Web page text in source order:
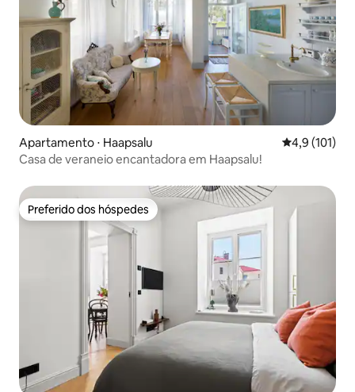
Apartamento ⋅ Haapsalu 4,9 de uma
4,9 (101)
Casa de veraneio encantadora em Haapsalu!
Preferido dos hóspedes
Preferido dos hóspedes